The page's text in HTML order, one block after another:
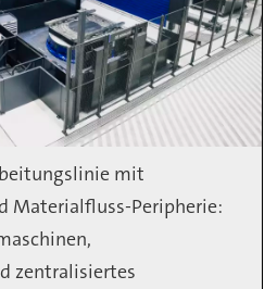
mit
Materialfluss-Peripherie:
zentralisiertes